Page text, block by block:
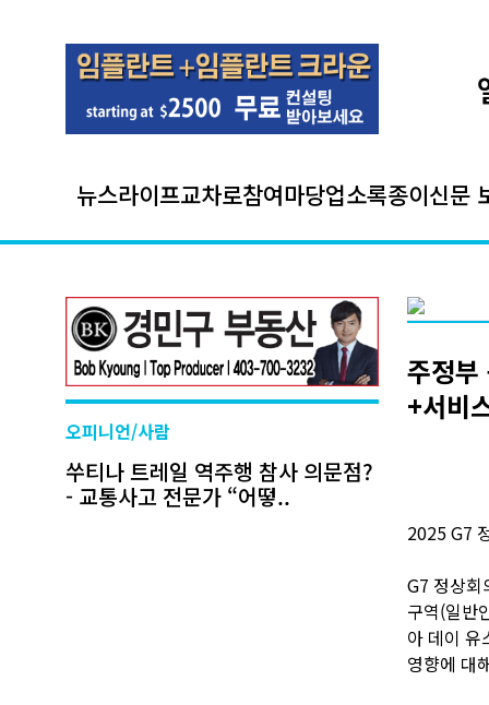
뉴스라이프교차로참여마당업소록종이신문
오피니언/사람
쑤티나 트레일 역주행 참사 의문점?
- 교통사고 전문가 “어떻..
주정
+서비
2025 G7
G7 정상회
구역(일반
아 데이
영향에 대